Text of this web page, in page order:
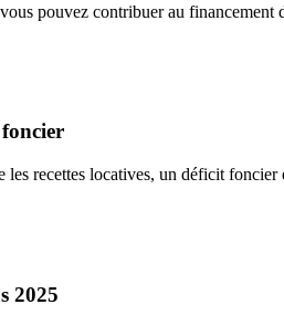
pouvez contribuer au financement
recettes locatives, un déficit
2025